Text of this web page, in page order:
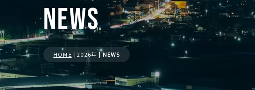
NEWS
HOME | 2026年 |NEWS